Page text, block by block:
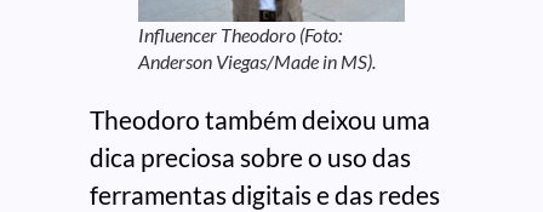
Influencer Theodoro (Foto:
Anderson Viegas/Made in MS).
Theodoro também deixou uma
dica preciosa sobre o uso das
ferramentas digitais e das redes